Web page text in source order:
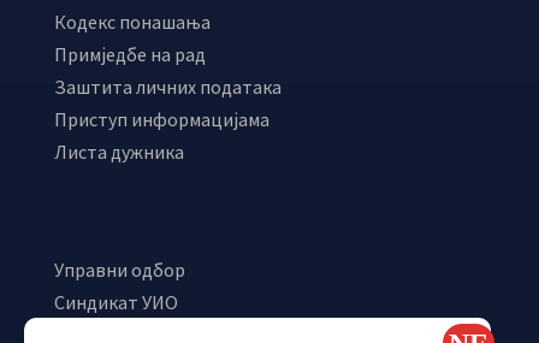
Кодекс понашања
Примједбе на рад
Заштита личних података
Приступ информацијама
Листа дужника
Управни одбор
Синдикат УИО